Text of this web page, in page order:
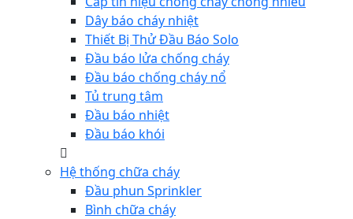
Dây báo cháy nhiệt
Thiết Bị Thử Đầu Báo Solo
Đầu báo lửa chống cháy
Đầu báo chống cháy nổ
Tủ trung tâm
Đầu báo nhiệt
Đầu báo khói
Hệ thống chữa cháy
Đầu phun Sprinkler
Bình chữa cháy